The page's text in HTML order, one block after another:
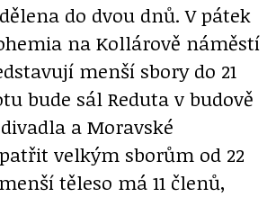
do dvou dnů. V pátek
na Kollárově náměstí
menší sbory do 21
bude sál Reduta v budově
a Moravské
velkým sborům od 22
těleso má 11 členů,